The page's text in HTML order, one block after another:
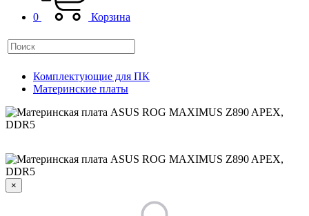
0 Корзина
Комплектующие для ПК
Материнские платы
×